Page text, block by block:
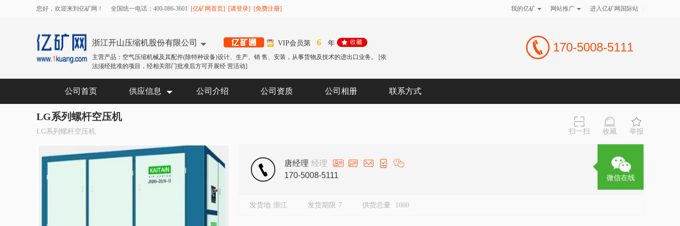
您好，欢迎来到亿矿网！ 全国统一电话：400-086-3601 [亿矿网首页] [请登录] [免费注册] 我的亿矿 网站推广 进入亿矿网国际站
浙江开山压缩机股份有限公司 VIP会员第 6 年
主营产品：空气压缩机械及其配件(除特种设备)设计、生产、销 售、安装，从事货物及技术的进出口业务。 [依
法须经批准的项目，经相关部门批准后方可开展经 营活动]
170-5008-5111
公司首页 供应信息 公司介绍 公司资质 公司相册 联系方式
LG系列螺杆空压机
LG系列螺杆空压机 扫一扫 收藏 举报
唐经理 经理
170-5008-5111
微信在线
发货地 浙江 发货期限 7 供货总量 1000